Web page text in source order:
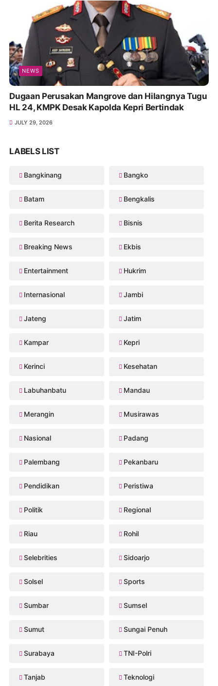
NEWS
Dugaan Perusakan Mangrove dan Hilangnya Tugu
HL 24, KMPK Desak Kapolda Kepri Bertindak
JULY 29, 2026
LABELS LIST
Bangkinang Bangko
Batam Bengkalis
Berita Research Bisnis
Breaking News Ekbis
Entertainment Hukrim
Internasional Jambi
Jateng Jatim
Kampar Kepri
Kerinci Kesehatan
Labuhanbatu Mandau
Merangin Musirawas
Nasional Padang
Palembang Pekanbaru
Pendidikan Peristiwa
Politik Regional
Riau Rohil
Selebrities Sidoarjo
Solsel Sports
Sumbar Sumsel
Sumut Sungai Penuh
Surabaya TNI-Polri
Tanjab Teknologi